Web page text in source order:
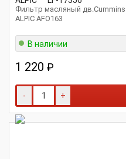
Фильтр масляный
ALPIC AFO163
В наличии
1 220 ₽
- +